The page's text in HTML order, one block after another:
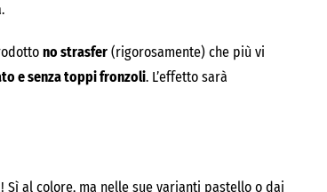
no strasfer (rigorosamente) che più vi
e senza toppi fronzoli. L’effetto sarà
al colore, ma nelle sue varianti pastello o dai